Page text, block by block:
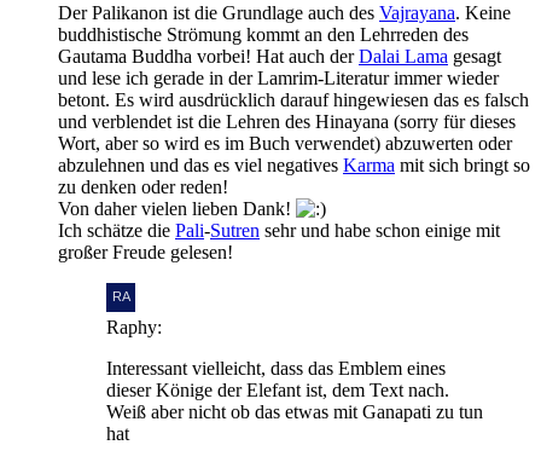
Der Palikanon ist die Grundlage auch des Vajrayana. Keine
buddhistische Strömung kommt an den Lehrreden des
Gautama Buddha vorbei! Hat auch derDalai Lama gesagt
und lese ich gerade in der Lamrim-Literatur immer wieder
betont. Es wird ausdrücklich darauf hingewiesen das es falsch
und verblendet ist die Lehren des Hinayana (sorry für dieses
Wort, aber so wird es im Buch verwendet) abzuwerten oder
abzulehnen und das es viel negatives Karma mit sich bringt so
zu denken oder reden!
Von daher vielen lieben Dank!
Ich schätze die Pali-Sutren sehr und habe schon einige mit
großer Freude gelesen!
Raphy:
Interessant vielleicht, dass das Emblem eines
dieser Könige der Elefant ist, dem Text nach.
Weiß aber nicht ob das etwas mit Ganapati zu tun
hat